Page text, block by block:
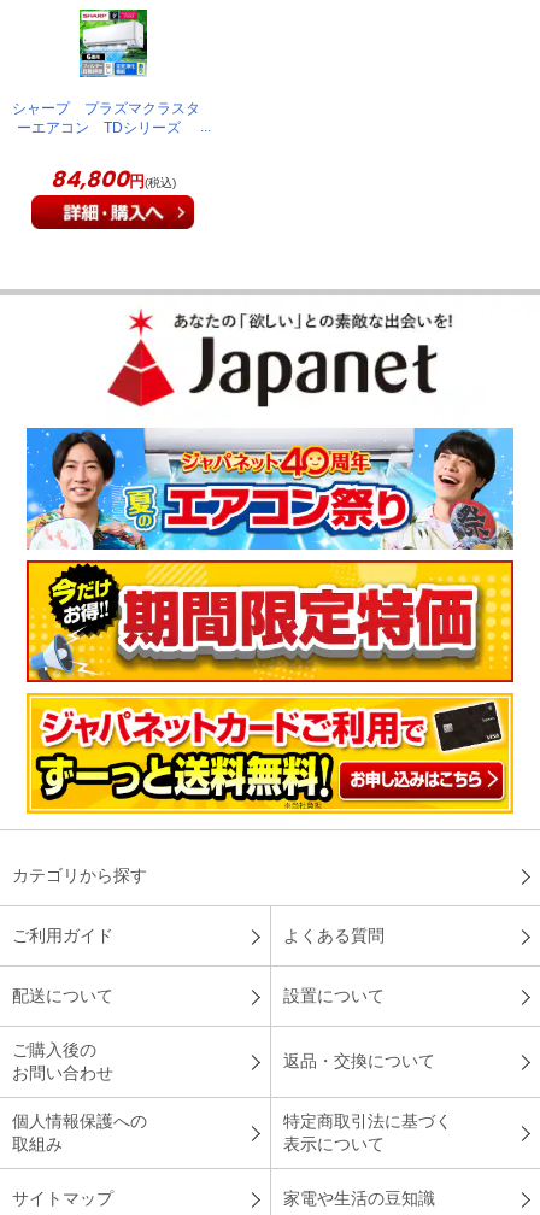
シャープ プラズマクラスタ
ーエアコン TDシリーズ
U22TD
84,800円(税込)
カテゴリから探す
ご利用ガイド よくある質問
配送について 設置について
ご購入後の
お問い合わせ
返品・交換について
個人情報保護への
取組み
特定商取引法に基づく
表示について
サイトマップ 家電や生活の豆知識